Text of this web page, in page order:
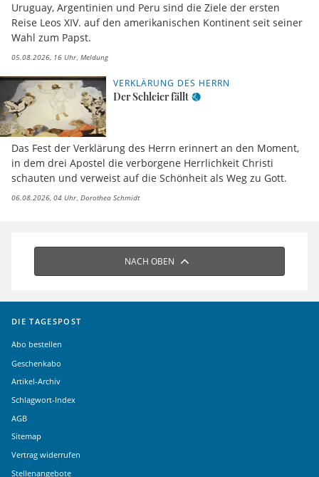
Uruguay, Argentinien und Peru sind die Ziele der ersten
Reise Leos XIV. auf den amerikanischen Kontinent seit seiner
Wahl zum Papst.
05.08.2026, 16 Uhr Meldung
VERKLÄRUNG DES HERRN
Der Schleier fällt
Das Fest der Verklärung des Herrn erinnert an den Moment,
in dem drei Apostel die verborgene Herrlichkeit Christi
schauten und verweist auf die Schönheit als Weg zu Gott.
06.08.2026, 04 Uhr Dorothea Schmidt
NACH OBEN
DIE TAGESPOST
Abo bestellen
Geschenkabo
Artikel-Archiv
Schlagwort-Index
AGB
Sitemap
Vertrag widerrufen
Stellenangebote